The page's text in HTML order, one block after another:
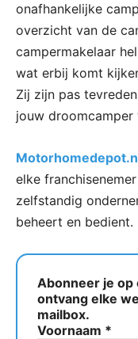
onafhankelijke
overzicht van de
campermakelaar
wat erbij komt
Zij zijn pas
jouw
elke
zelfstandig
beheert en bedient.
Abonneer je
ontvang elke
mailbox.
Voornaam *